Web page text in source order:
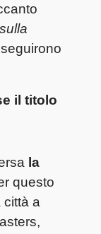
il titolo
la
questo
a